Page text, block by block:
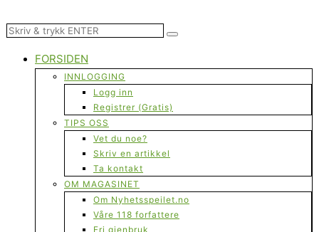
FORSIDEN
INNLOGGING
Logg inn
Registrer (Gratis)
TIPS OSS
Vet du noe?
Skriv en artikkel
Ta kontakt
OM MAGASINET
Om Nyhetsspeilet.no
Våre 118 forfattere
Fri gjenbruk